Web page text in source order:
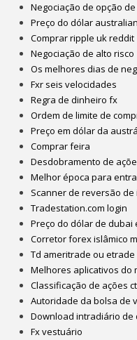
Negociação de opção
Preço do dólar
Comprar ripple uk reddit
Negociação de alto risco
Os melhores dias de
Fxr seis velocidades
Regra de dinheiro fx
Ordem de limite de
Preço em dólar da
Comprar feira
Desdobramento de
Melhor época para
Scanner de reversão
Tradestation.com login
Preço do dólar de dubai
Corretor forex islâmico
Td ameritrade ou etrade
Melhores aplicativos do
Classificação de ações
Autoridade da bolsa de
Download intradiário de
Fx vestuário